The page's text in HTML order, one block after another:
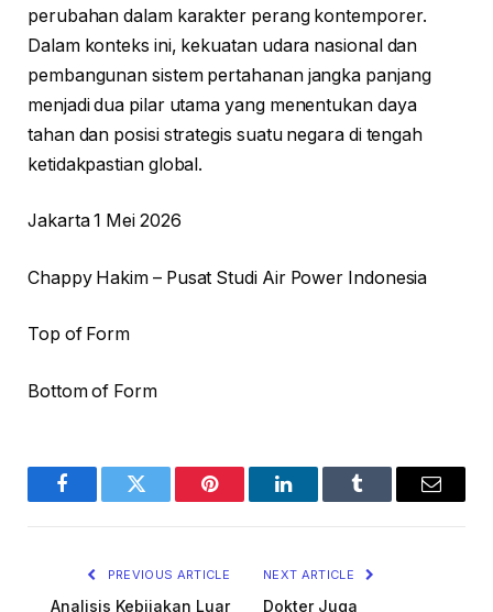
perubahan dalam karakter perang kontemporer.
Dalam konteks ini, kekuatan udara nasional dan
pembangunan sistem pertahanan jangka panjang
menjadi dua pilar utama yang menentukan daya
tahan dan posisi strategis suatu negara di tengah
ketidakpastian global.
Jakarta 1 Mei 2026
Chappy Hakim – Pusat Studi Air Power Indonesia
Top of Form
Bottom of Form
FacebookTwitter Pinterest LinkedInTumblr Email
PREVIOUS ARTICLE
Analisis Kebijakan Luar
NEXT ARTICLE
Dokter Juga